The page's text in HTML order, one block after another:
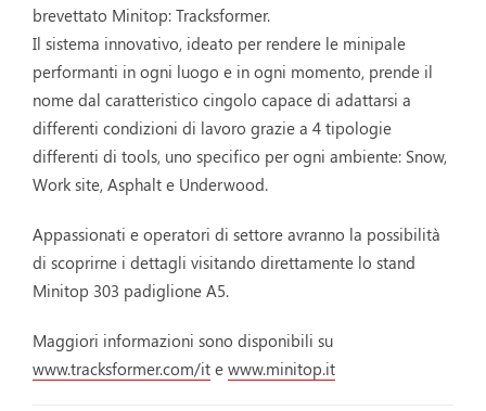
brevettato Minitop: Tracksformer.
Il sistema innovativo, ideato per rendere le minipale
performanti in ogni luogo e in ogni momento, prende il
nome dal caratteristico cingolo capace di adattarsi a
differenti condizioni di lavoro grazie a 4 tipologie
differenti di tools, uno specifico per ogni ambiente: Snow,
Work site, Asphalt e Underwood.
Appassionati e operatori di settore avranno la possibilità
di scoprirne i dettagli visitando direttamente lo stand
Minitop 303 padiglione A5.
Maggiori informazioni sono disponibili su
www.tracksformer.com/it e www.minitop.it